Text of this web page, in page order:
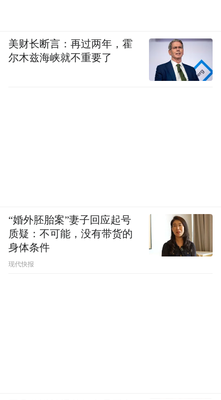
美财长断言：再过两年，霍
尔木兹海峡就不重要了
“婚外胚胎案”妻子回应起号
质疑：不可能，没有带货的
身体条件
现代快报